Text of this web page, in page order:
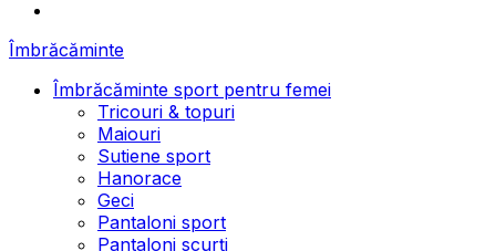
Îmbrăcăminte
Îmbrăcăminte sport pentru femei
Tricouri & topuri
Maiouri
Sutiene sport
Hanorace
Geci
Pantaloni sport
Pantaloni scurți